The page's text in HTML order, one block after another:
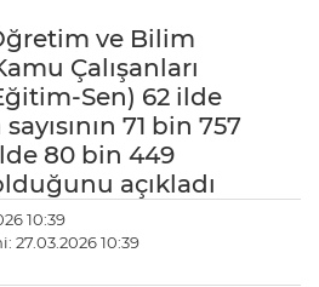
ve Bilim
Çalışanları
Sen) 62 ilde
71 bin 757
80 bin 449
açıkladı
10:39
27.03.2026 10:39